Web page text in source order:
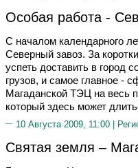
Особая работа -
С началом календарного
Северный завоз. За
успеть доставить в город
грузов, и самое главное -
Магаданской ТЭЦ на весь
который здесь может
10 Августа 2009, 11:00 |
Святая земля –